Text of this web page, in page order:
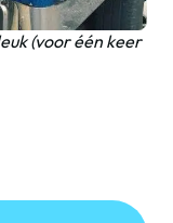
(voor één keer